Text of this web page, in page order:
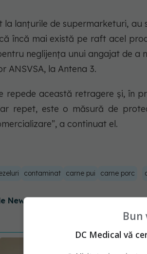
la lanțurile de supermarketuri,
încă mai există pe raft acel
neglijența unui angajat de a
ANSVSA, la Antena 3.
repede această retragere și, în
repet, este o măsură de
a continuat el.
contaminat carne pui carne porc
News - abonează‑te!
Bun
DC Medical vă